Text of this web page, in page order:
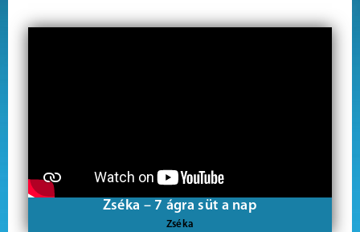
Zséka – 7 ágra süt a nap
Zséka